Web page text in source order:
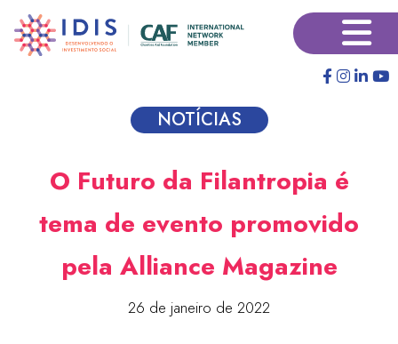
para
×
NOTÍCIAS
O Futuro da Filantropia é
tema de evento promovido
pela Alliance Magazine
26 de janeiro de 2022